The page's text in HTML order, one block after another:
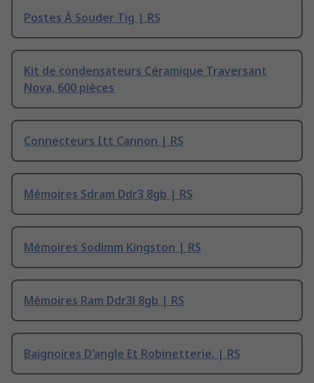
Postes À Souder Tig | RS
Kit de condensateurs Céramique Traversant
Nova, 600 pièces
Connecteurs Itt Cannon | RS
Mémoires Sdram Ddr3 8gb | RS
Mémoires Sodimm Kingston | RS
Mémoires Ram Ddr3l 8gb | RS
Baignoires D'angle Et Robinetterie. | RS